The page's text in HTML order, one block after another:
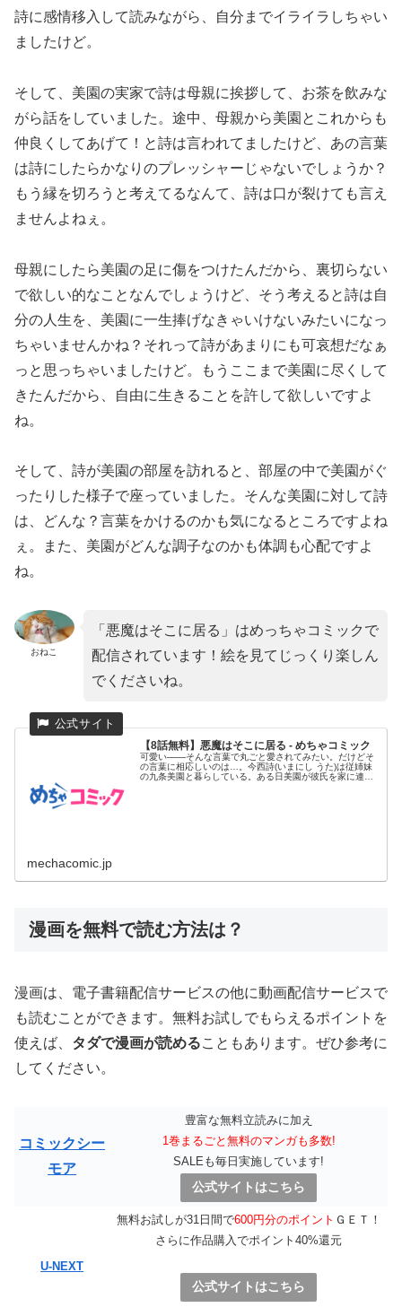
詩に感情移入して読みながら、自分までイライラしちゃい
ましたけど。
そして、美園の実家で詩は母親に挨拶して、お茶を飲みな
がら話をしていました。途中、母親から美園とこれからも
仲良くしてあげて！と詩は言われてましたけど、あの言葉
は詩にしたらかなりのプレッシャーじゃないでしょうか？
もう縁を切ろうと考えてるなんて、詩は口が裂けても言え
ませんよねぇ。
母親にしたら美園の足に傷をつけたんだから、裏切らない
で欲しい的なことなんでしょうけど、そう考えると詩は自
分の人生を、美園に一生捧げなきゃいけないみたいになっ
ちゃいませんかね？それって詩があまりにも可哀想だなぁ
っと思っちゃいましたけど。もうここまで美園に尽くして
きたんだから、自由に生きることを許して欲しいですよ
ね。
そして、詩が美園の部屋を訪れると、部屋の中で美園がぐ
ったりした様子で座っていました。そんな美園に対して詩
は、どんな？言葉をかけるのかも気になるところですよね
ぇ。また、美園がどんな調子なのかも体調も心配ですよ
ね。
おねこ
「悪魔はそこに居る」はめっちゃコミックで
配信されています！絵を見てじっくり楽しん
でくださいね。
【8話無料】悪魔はそこに居る - めちゃコミック
可愛い───そんな言葉で丸ごと愛されてみたい。だけどそ
の言葉に相応しいのは…。今西詩(いまにし うた)は従姉妹
の九条美園と暮らしている。ある日美園が彼氏を家に連れ
mechacomic.jp
漫画を無料で読む方法は？
漫画は、電子書籍配信サービスの他に動画配信サービスで
も読むことができます。無料お試しでもらえるポイントを
使えば、 タダで漫画が読めることもあります。ぜひ参考に
してください。
コミックシー
モア
豊富な無料立読みに加え
1巻まるごと無料のマンガも多数!
SALEも毎日実施しています!
公式サイトはこちら
U-NEXT
無料お試しが31日間で600円分のポイント ＧＥＴ！
さらに作品購入でポイント40%還元
公式サイトはこちら